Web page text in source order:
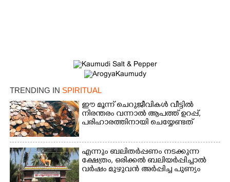
TRENDING IN SPIRITUAL
ഈ മൂന്ന് ചെറുജീവികൾ വീട്ടിൽ
നിരന്തരം വന്നാൽ ആപത്ത് ഉറപ്പ്,​
പരിഹാരത്തിനായി ചെയ്യേണ്ടത്
എന്നും ബലിതർപ്പണം നടക്കുന്ന
ക്ഷേത്രം,​ ഒരിക്കൽ ബലിയർപ്പിച്ചാൽ
വർഷം മുഴുവൻ അർപ്പിച്ച പുണ്യം